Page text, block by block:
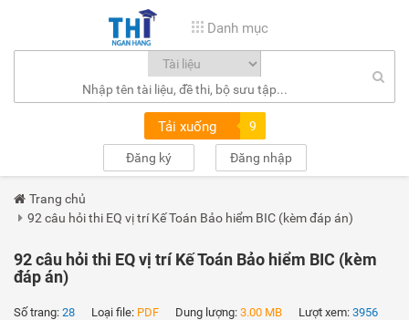
Danh mục
Tải xuống 9
Đăng ký Đăng nhập
Trang chủ
92 câu hỏi thi EQ vị trí Kế Toán Bảo hiểm BIC (kèm đáp án)
92 câu hỏi thi EQ vị trí Kế Toán Bảo hiểm BIC (kèm
đáp án)
Số trang: 28 Loại file: PDF Dung lượng: 3.00 MB Lượt xem: 3956